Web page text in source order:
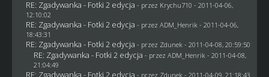
RE: Zgadywanka - Fotki 2 edycja - przez Krychu710 - 2011-04-06,
12:10:02
RE: Zgadywanka - Fotki 2 edycja - przez ADM_Henrik - 2011-04-06,
18:43:31
RE: Zgadywanka - Fotki 2 edycja - przez Zdunek - 2011-04-08, 20:59:50
RE: Zgadywanka - Fotki 2 edycja - przez ADM_Henrik - 2011-04-08,
21:04:49
RE: Zgadywanka - Fotki 2 edycja - przez Zdunek - 2011-04-09, 21:18:43